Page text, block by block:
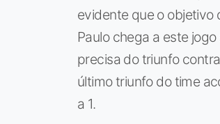
evidente que o objetivo
Paulo chega a este
precisa do triunfo
último triunfo do time
a 1.